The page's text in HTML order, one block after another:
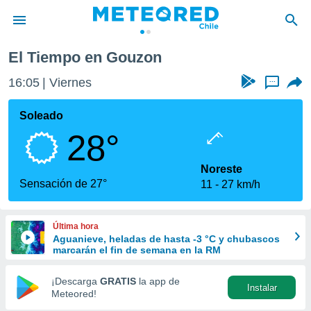
de
por
que se
calidad.
a este
las
y
forma
digital
basada
El Tiempo en Gouzon
16:05 Viernes ...
Soleado
28°
Sensación de 27°
Noreste
11
27 km/h
Última hora
Aguanieve, heladas de hasta -3 °C y chubascos
marcarán el fin de semana en la RM
¡Descarga GRATIS la app de
Meteored!
Instalar